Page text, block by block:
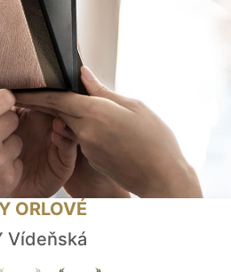
ORLOVÉ
Vídeňská